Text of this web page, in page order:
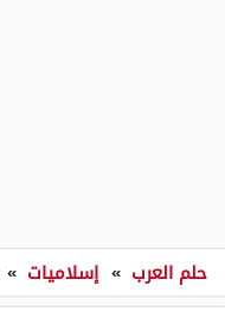
حلم العرب » إسلاميات »